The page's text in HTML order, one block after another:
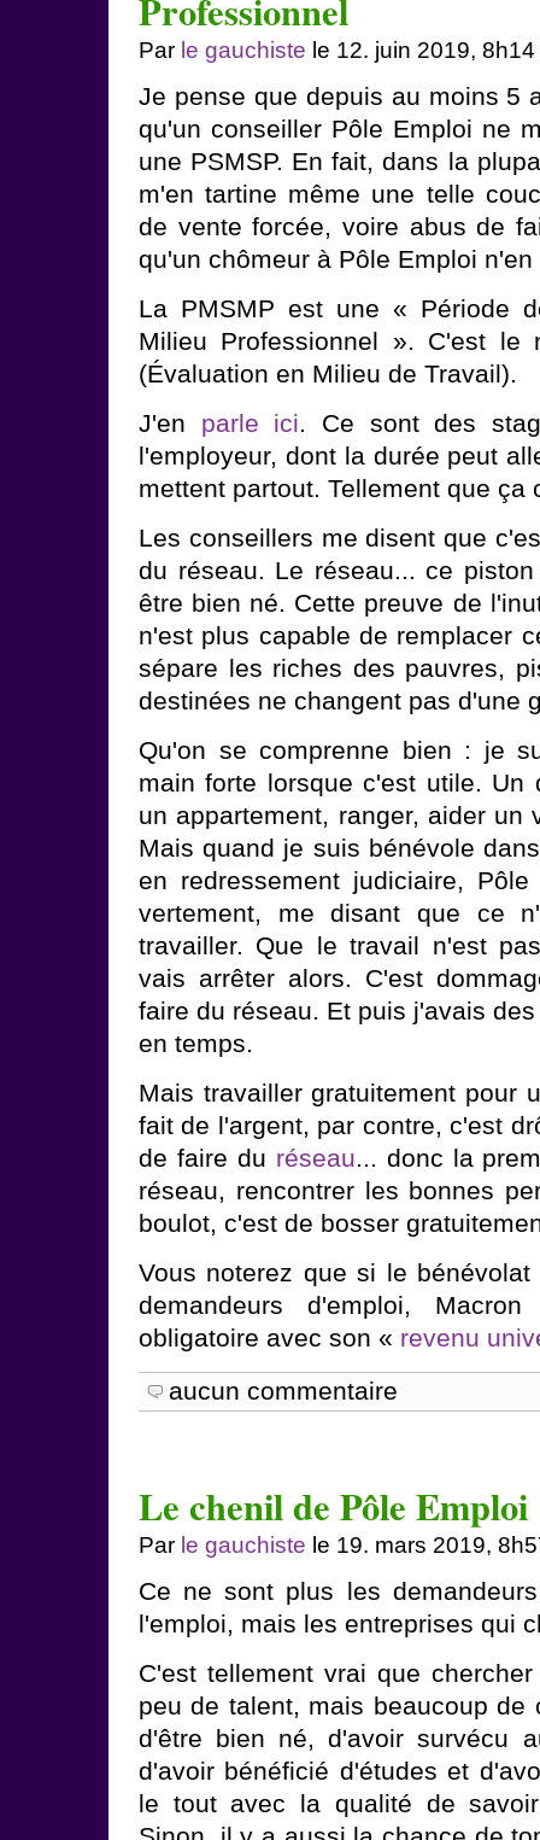
Professionnel
Par le gauchiste le 12. juin 2019, 8h14
Je pense que depuis au moins 5
qu'un conseiller Pôle Emploi ne
une PSMSP. En fait, dans la
m'en tartine même une telle
de vente forcée, voire abus de
qu'un chômeur à Pôle Emploi
La PMSMP est une « Période
Milieu Professionnel ». C'est le
(Évaluation en Milieu de Travail).
J'en parle ici. Ce sont des
l'employeur, dont la durée peut
mettent partout. Tellement que ça
Les conseillers me disent que
du réseau. Le réseau... ce
être bien né. Cette preuve de
n'est plus capable de remplacer
sépare les riches des pauvres,
destinées ne changent pas d'une
Qu'on se comprenne bien : je
main forte lorsque c'est utile. Un
un appartement, ranger, aider un
Mais quand je suis bénévole
en redressement judiciaire,
vertement, me disant que ce
travailler. Que le travail n'est
vais arrêter alors. C'est
faire du réseau. Et puis j'avais
en temps.
Mais travailler gratuitement pour
fait de l'argent, par contre, c'est
de faire du réseau... donc la
réseau, rencontrer les bonnes
boulot, c'est de bosser
Vous noterez que si le
demandeurs d'emploi,
obligatoire avec son « revenu
aucun commentaire
Le chenil de Pôle Emploi
Par le gauchiste le 19. mars 2019,
Ce ne sont plus les
l'emploi, mais les entreprises qui
C'est tellement vrai que
peu de talent, mais beaucoup de
d'être bien né, d'avoir survécu
d'avoir bénéficié d'études et
le tout avec la qualité de